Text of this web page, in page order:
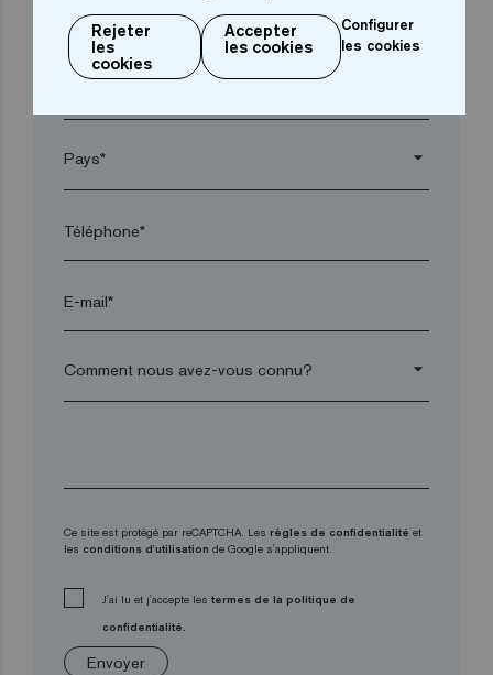
Ville*
arrow_drop_down
Téléphone*
E-mail*
arrow_drop_down
Ce site est protégé par reCAPTCHA. Les règles de confidentialité et
les conditions d'utilisation de Google s'appliquent.
J'ai lu et j'accepte les termes de la politique de
confidentialité.
Envoyer
Rejeter
les
cookies
Accepter
les cookies
Configurer
les cookies